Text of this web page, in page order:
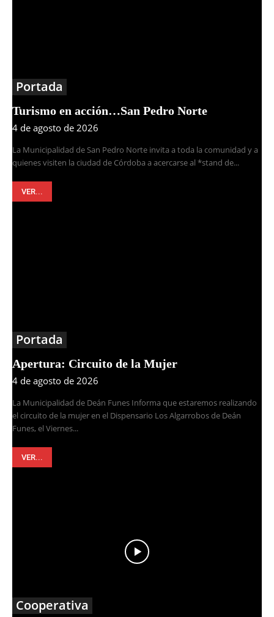
Portada
Turismo en acción…San Pedro Norte
4 de agosto de 2026
La Municipalidad de San Pedro Norte invita a toda la comunidad y a
quienes visiten la ciudad de Córdoba a acercarse al *stand de...
VER...
Portada
Apertura: Circuito de la Mujer
4 de agosto de 2026
La Municipalidad de Deán Funes Informa que estaremos realizando
el circuito de la mujer en el Dispensario Los Algarrobos de Deán
Funes, el Viernes...
VER...
Cooperativa